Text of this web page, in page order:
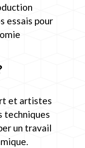
essais pour
et artistes
techniques
un travail